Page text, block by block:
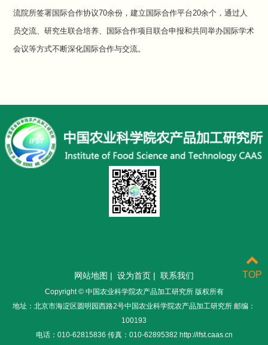
流院所签署国际合作协议70余份，建立国际合作平台20余个，通过人
员交流、研究生联合培养、国际合作项目联合申报和共同举办国际学术
会议等方式不断深化国际合作与交流。
网站地图 | 设为首页 | 联系我们
Copyright © 中国农业科学院农产品加工研究所 版权所有
地址：北京市海淀区圆明园西路2号中国农业科学院农产品加工研究所 邮编：
100193
电话：010-62815836 传真：010-62895382 http://ifst.caas.cn
TOP